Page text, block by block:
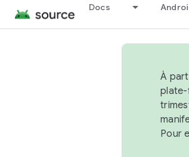
Docs
À
plate-
Pour